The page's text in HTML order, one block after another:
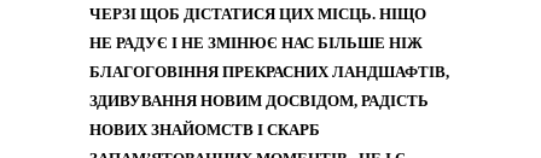
ЧЕРЗІ ЩОБ ДІСТАТИСЯ ЦИХ МІСЦЬ. НІЩО
НЕ РАДУЄ І НЕ ЗМІНЮЄ НАС БІЛЬШЕ НІЖ
БЛАГОГОВІННЯ ПРЕКРАСНИХ ЛАНДШАФТІВ,
ЗДИВУВАННЯ НОВИМ ДОСВІДОМ, РАДІСТЬ
НОВИХ ЗНАЙОМСТВ І СКАРБ